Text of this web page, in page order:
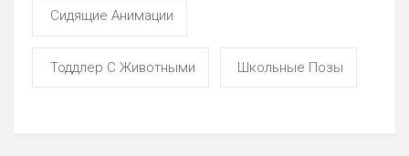
Сидящие Анимации
Тоддлер С Животными Школьные Позы